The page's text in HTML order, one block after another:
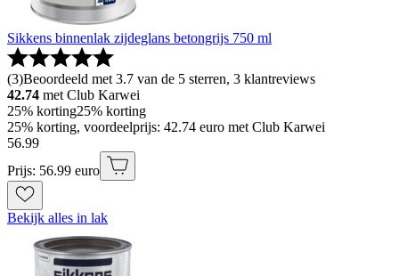
Sikkens binnenlak zijdeglans betongrijs 750 ml
(3)Beoordeeld met 3.7 van de 5 sterren, 3 klantreviews
42.74 met Club Karwei
25% korting25% korting
25% korting, voordeelprijs: 42.74 euro met Club Karwei
56.99
Prijs: 56.99 euro
Bekijk alles in lak